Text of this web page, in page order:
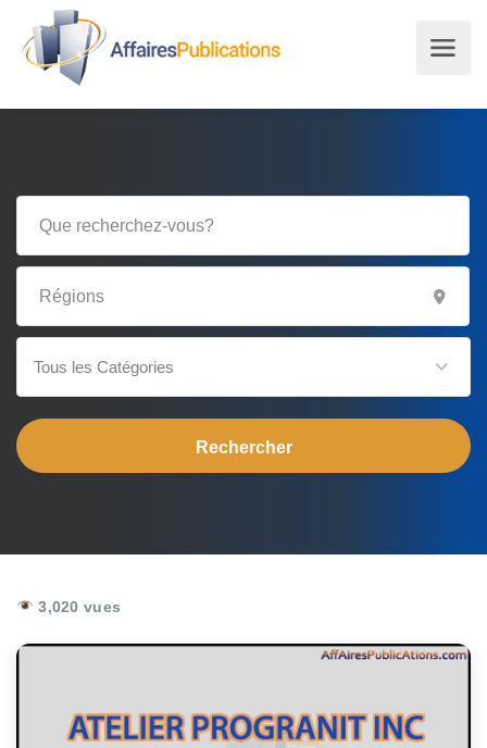
Tous les Catégories
3,020 vues